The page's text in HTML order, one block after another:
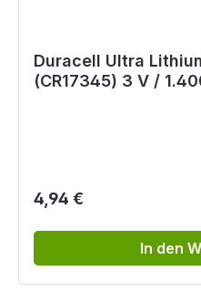
Duracell Ultra
(CR17345) 3 V /
Regulärer Preis:
4,94 €
In den